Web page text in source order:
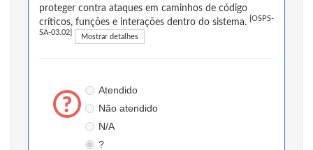
proteger contra ataques em caminhos de código
críticos, funções e interações dentro do sistema.
[OSPS-
SA-03.02] Mostrar detalhes
Atendido
Não atendido
N/A
?